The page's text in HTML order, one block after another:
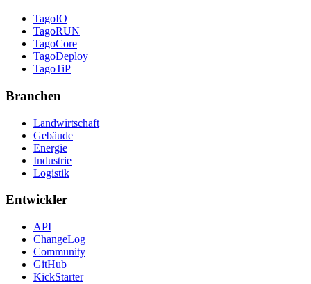
TagoIO
TagoRUN
TagoCore
TagoDeploy
TagoTiP
Branchen
Landwirtschaft
Gebäude
Energie
Industrie
Logistik
Entwickler
API
ChangeLog
Community
GitHub
KickStarter